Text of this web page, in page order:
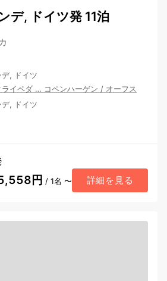
デ, ドイツ発 11泊
, ドイツ
ライペダ … コペンハーゲン / オーフス
, ドイツ
円 / 1名 〜 詳細を見る